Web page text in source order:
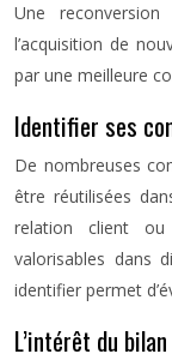
Une
l’acquisition de
par une meilleure
Identifier ses
De nombreuses
être réutilisées
relation client
valorisables dans
identifier permet
L’intérêt du